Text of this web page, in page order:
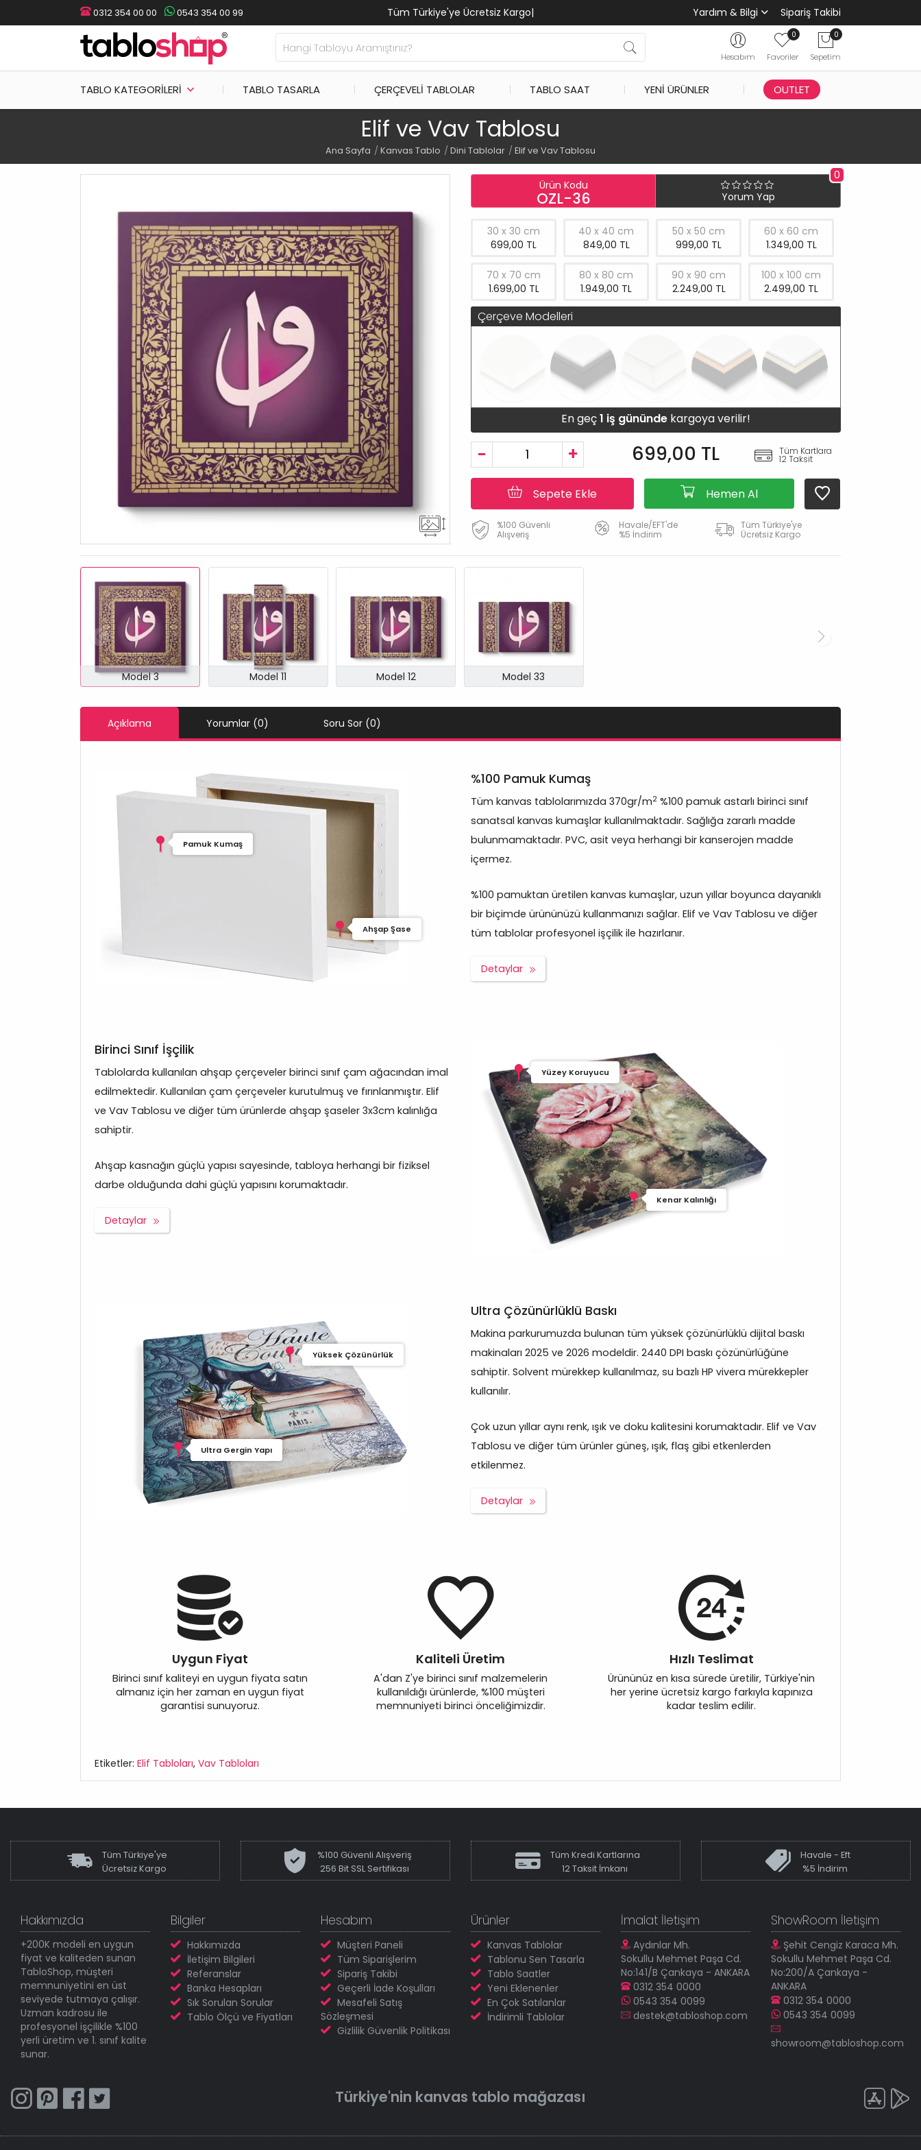
0312 354 00 00 0543 354 00 99 Tüm Türkiye'ye Ücretsiz Kargo| Yardım & Bilgi Sipariş Takibi
Hesabım
0
Favoriler
0
Sepetim
TABLO KATEGORILERI TABLO TASARLA ÇERÇEVELI TABLOLAR TABLO SAAT YENI ÜRÜNLER OUTLET
Elif ve Vav Tablosu
Ana Sayfa Kanvas Tablo Dini Tablolar Elif ve Vav Tablosu
Ürün Kodu
OZL-36
0
Yorum Yap
30 x 30 cm
699,00 TL
40 x 40 cm
849,00 TL
50 x 50 cm
999,00 TL
60 x 60 cm
1.349,00 TL
70 x 70 cm
1.699,00 TL
80 x 80 cm
1.949,00 TL
90 x 90 cm
2.249,00 TL
100 x 100 cm
2.499,00 TL
Çerçeve Modelleri
En geç1 iş gününde kargoya verilir!
- + 699,00 TL Tüm Kartlara
12 Taksit
Sepete Ekle Hemen Al
%100 Güvenli
Alışveriş
Havale/EFT'de
%5 İndirim
Tüm Türkiye'ye
Ücretsiz Kargo
Model 3 Model 11 Model 12 Model 33
Açıklama Yorumlar (0) Soru Sor (0)
Pamuk Kumaş
Ahşap Şase
%100 Pamuk Kumaş
Tüm kanvas tablolarımızda 370gr/m2 %100 pamuk astarlı birinci sınıf
sanatsal kanvas kumaşlar kullanılmaktadır. Sağlığa zararlı madde
bulunmamaktadır. PVC, asit veya herhangi bir kanserojen madde
içermez.
%100 pamuktan üretilen kanvas kumaşlar, uzun yıllar boyunca dayanıklı
bir biçimde ürününüzü kullanmanızı sağlar. Elif ve Vav Tablosu ve diğer
tüm tablolar profesyonel işçilik ile hazırlanır.
Detaylar
Birinci Sınıf İşçilik
Tablolarda kullanılan ahşap çerçeveler birinci sınıf çam ağacından imal
edilmektedir. Kullanılan çam çerçeveler kurutulmuş ve fırınlanmıştır. Elif
ve Vav Tablosu ve diğer tüm ürünlerde ahşap şaseler 3x3cm kalınlığa
sahiptir.
Ahşap kasnağın güçlü yapısı sayesinde, tabloya herhangi bir fiziksel
darbe olduğunda dahi güçlü yapısını korumaktadır.
Detaylar
Yüzey Koruyucu
Kenar Kalınlığı
Yüksek Çözünürlük
Ultra Gergin Yapı
Ultra Çözünürlüklü Baskı
Makina parkurumuzda bulunan tüm yüksek çözünürlüklü dijital baskı
makinaları 2025 ve 2026 modeldir. 2440 DPI baskı çözünürlüğüne
sahiptir. Solvent mürekkep kullanılmaz, su bazlı HP vivera mürekkepler
kullanılır.
Çok uzun yıllar aynı renk, ışık ve doku kalitesini korumaktadır. Elif ve Vav
Tablosu ve diğer tüm ürünler güneş, ışık, flaş gibi etkenlerden
etkilenmez.
Detaylar
Uygun Fiyat
Birinci sınıf kaliteyi en uygun fiyata satın
almanız için her zaman en uygun fiyat
garantisi sunuyoruz.
Kaliteli Üretim
A'dan Z'ye birinci sınıf malzemelerin
kullanıldığı ürünlerde, %100 müşteri
memnuniyeti birinci önceliğimizdir.
Hızlı Teslimat
Ürününüz en kısa sürede üretilir, Türkiye'nin
her yerine ücretsiz kargo farkıyla kapınıza
kadar teslim edilir.
Etiketler: Elif Tabloları, Vav Tabloları
Tüm Türkiye'ye
Ücretsiz Kargo
%100 Güvenli Alışveriş
256 Bit SSL Sertifikası
Tüm Kredi Kartlarına
12 Taksit İmkanı
Havale - Eft
%5 İndirim
Hakkımızda
+200K modeli en uygun
fiyat ve kaliteden sunan
TabloShop, müşteri
memnuniyetini en üst
seviyede tutmaya çalışır.
Uzman kadrosu ile
profesyonel işçilikle %100
yerli üretim ve 1. sınıf kalite
sunar.
Bilgiler
Hakkımızda
İletişim Bilgileri
Referanslar
Banka Hesapları
Sık Sorulan Sorular
Tablo Ölçü ve Fiyatları
Hesabım
Müşteri Paneli
Tüm Siparişlerim
Sipariş Takibi
Geçerli İade Koşulları
Mesafeli Satış
Sözleşmesi
Gizlilik Güvenlik Politikası
Ürünler
Kanvas Tablolar
Tablonu Sen Tasarla
Tablo Saatler
Yeni Eklenenler
En Çok Satılanlar
İndirimli Tablolar
İmalat İletişim
Aydınlar Mh.
Sokullu Mehmet Paşa Cd.
No:141/B Çankaya - ANKARA
0312 354 0000
0543 354 0099
destek@tabloshop.com
ShowRoom İletişim
Şehit Cengiz Karaca Mh.
Sokullu Mehmet Paşa Cd.
No:200/A Çankaya -
ANKARA
0312 354 0000
0543 354 0099
showroom@tabloshop.com
Türkiye'nin kanvas tablo mağazası